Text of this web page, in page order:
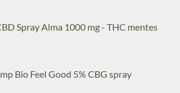
Spray Alma 1000 mg - THC mentes
Bio Feel Good 5% CBG spray